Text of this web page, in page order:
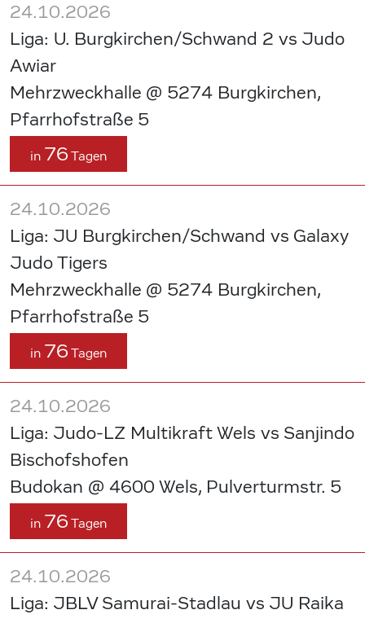
24.10.2026
Liga: U. Burgkirchen/Schwand 2 vs Judo
Awiar
Mehrzweckhalle @ 5274 Burgkirchen,
Pfarrhofstraße 5
in 76 Tagen
24.10.2026
Liga: JU Burgkirchen/Schwand vs Galaxy
Judo Tigers
Mehrzweckhalle @ 5274 Burgkirchen,
Pfarrhofstraße 5
in 76 Tagen
24.10.2026
Liga: Judo-LZ Multikraft Wels vs Sanjindo
Bischofshofen
Budokan @ 4600 Wels, Pulverturmstr. 5
in 76 Tagen
24.10.2026
Liga: JBLV Samurai-Stadlau vs JU Raika